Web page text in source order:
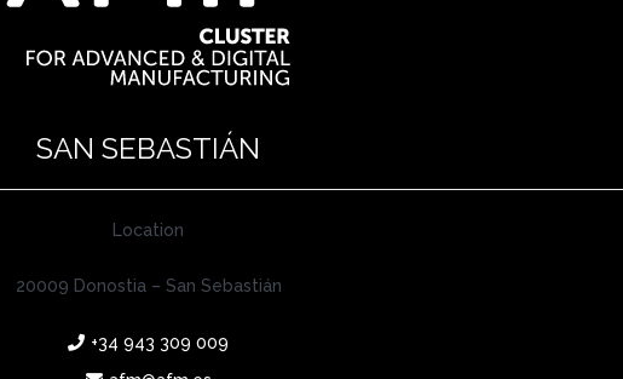
SAN SEBASTIÁN
Location
20009 Donostia – San Sebastián
+34 943 309 009